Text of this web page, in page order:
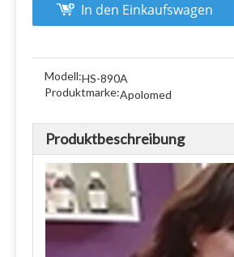
In den Einkaufswagen
Modell:HS-890A
Produktmarke:Apolomed
Produktbeschreibung